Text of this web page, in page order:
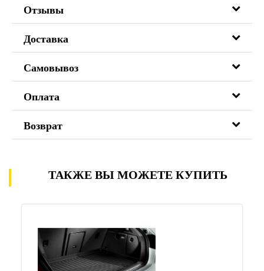
Отзывы
Доставка
Самовывоз
Оплата
Возврат
ТАКЖЕ ВЫ МОЖЕТЕ КУПИТЬ